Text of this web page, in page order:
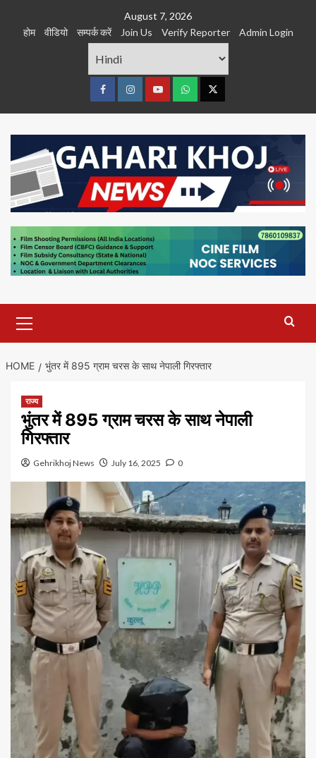
August 7, 2026
होम
वीडियो सम्पर्क करें Join Us Verify Reporter Admin Login
FacebookInstagramyoutubeWhatsTwitter
Menu
HOME भुंतर में 895 ग्राम चरस के साथ नेपाली गिरफ्तार
राज्य
भुंतर में 895 ग्राम चरस के साथ नेपाली
गिरफ्तार
Gehrikhoj News July 16, 2025 0